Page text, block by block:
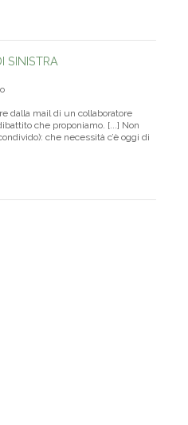
SINISTRA
dalla mail di un collaboratore
che proponiamo. [...] Non
che necessità c’è oggi di